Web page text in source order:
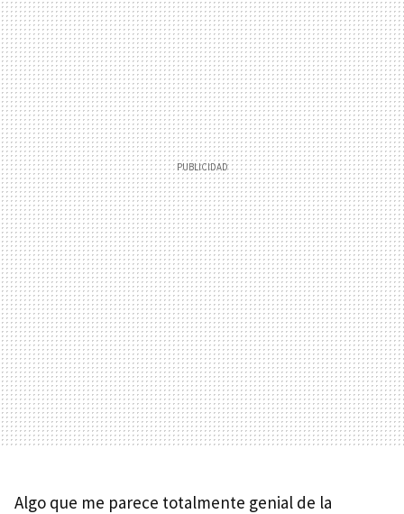
Algo que me parece totalmente genial de la